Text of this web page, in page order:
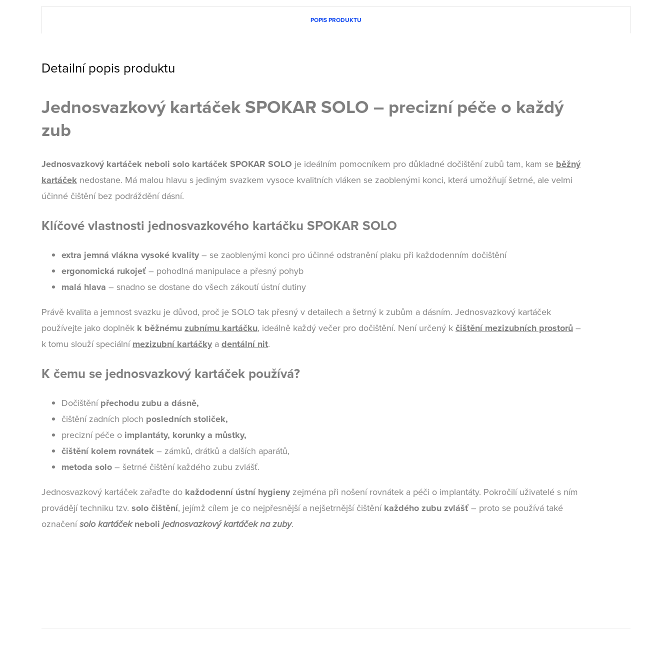
POPIS PRODUKTU
Detailní popis produktu
Jednosvazkový kartáček SPOKAR SOLO – precizní péče o každý
zub
Jednosvazkový kartáček neboli solo kartáček SPOKAR SOLO je ideálním pomocníkem pro důkladné dočištění zubů tam, kam se běžný
kartáček nedostane. Má malou hlavu s jediným svazkem vysoce kvalitních vláken se zaoblenými konci, která umožňují šetrné, ale velmi
účinné čištění bez podráždění dásní.
Klíčové vlastnosti jednosvazkového kartáčku SPOKAR SOLO
extra jemná vlákna vysoké kvality – se zaoblenými konci pro účinné odstranění plaku při každodenním dočištění
ergonomická rukojeť – pohodlná manipulace a přesný pohyb
malá hlava – snadno se dostane do všech zákoutí ústní dutiny
Právě kvalita a jemnost svazku je důvod, proč je SOLO tak přesný v detailech a šetrný k zubům a dásním. Jednosvazkový kartáček
používejte jako doplněk k běžnémuzubnímu kartáčku, ideálně každý večer pro dočištění. Není určený k čištění mezizubních prostorů –
k tomu slouží speciální mezizubní kartáčky a dentální nit.
K čemu se jednosvazkový kartáček používá?
Dočištění přechodu zubu a dásně,
čištění zadních ploch posledních stoliček,
precizní péče o implantáty, korunky a můstky,
čištění kolem rovnátek – zámků, drátků a dalších aparátů,
metoda solo – šetrné čištění každého zubu zvlášť.
Jednosvazkový kartáček zařaďte do každodenní ústní hygieny zejména při nošení rovnátek a péči o implantáty. Pokročilí uživatelé s ním
provádějí techniku tzv. solo čištění, jejímž cílem je co nejpřesnější a nejšetrnější čištěníkaždého zubu zvlášť – proto se používá také
označenísolo kartáčekneboli jednosvazkový kartáček na zuby.